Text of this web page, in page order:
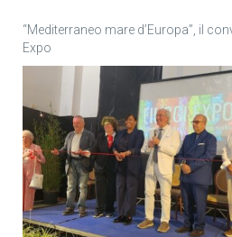
“Mediterraneo mare d’Europa”, il
Expo